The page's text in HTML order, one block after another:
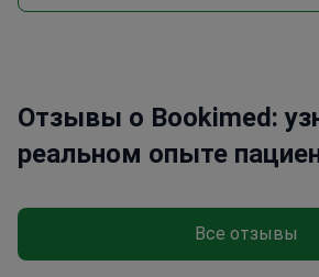
Отзывы о Bookimed:
реальном опыте
Все отзывы